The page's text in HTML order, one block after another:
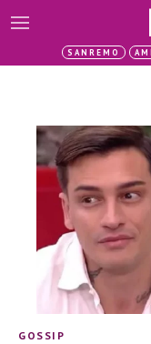
SANREMO
GOSSIP